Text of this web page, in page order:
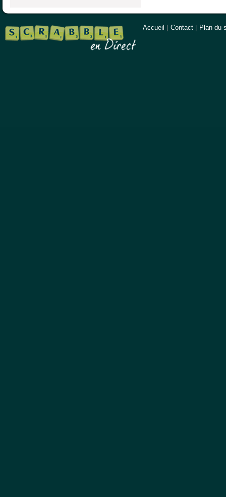
Accueil Contact Plan du